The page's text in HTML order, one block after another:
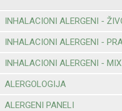
INHALACIONI ALERGENI -
INHALACIONI ALERGENI -
INHALACIONI ALERGENI - MIX
ALERGOLOGIJA
ALERGENI PANELI